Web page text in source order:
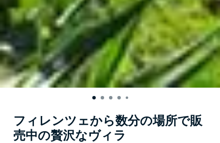
フィレンツェから数分の場所で販
売中の贅沢なヴィラ